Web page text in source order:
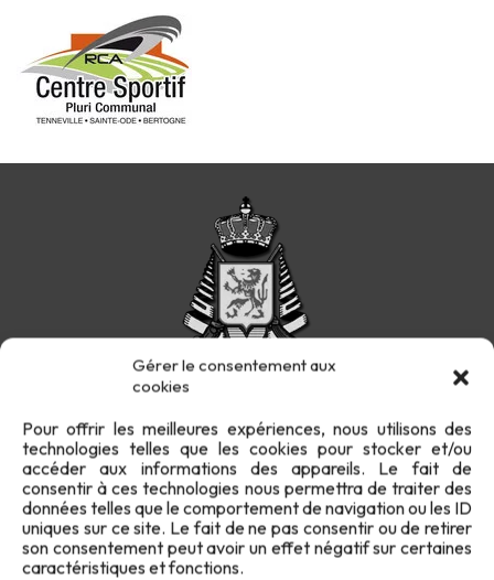
Gérer le consentement aux
cookies
Pour offrir les meilleures expériences, nous utilisons des
technologies telles que les cookies pour stocker et/ou
accéder aux informations des appareils. Le fait de
consentir à ces technologies nous permettra de traiter des
données telles que le comportement de navigation ou les ID
uniques sur ce site. Le fait de ne pas consentir ou de retirer
son consentement peut avoir un effet négatif sur certaines
caractéristiques et fonctions.
Confidentialité Cookies FAQ
Plan du site
Contact